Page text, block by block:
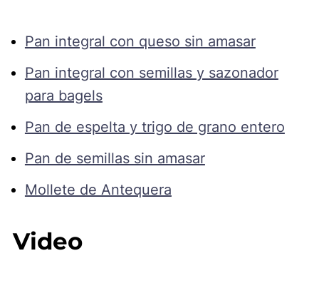
Pan integral con queso sin amasar
Pan integral con semillas y sazonador
para bagels
Pan de espelta y trigo de grano entero
Pan de semillas sin amasar
Mollete de Antequera
Video